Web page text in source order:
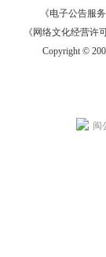
《电子公告服务
《网络文化经营许
Copyright ©
闽